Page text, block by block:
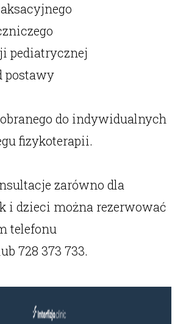
pediatrycznej
postawy
do indywidualnych
fizykoterapii.
zarówno dla
i dzieci można rezerwować
telefonu
728 373 733.